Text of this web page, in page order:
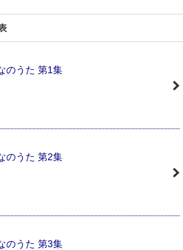
のうた 第1集
のうた 第2集
のうた 第3集